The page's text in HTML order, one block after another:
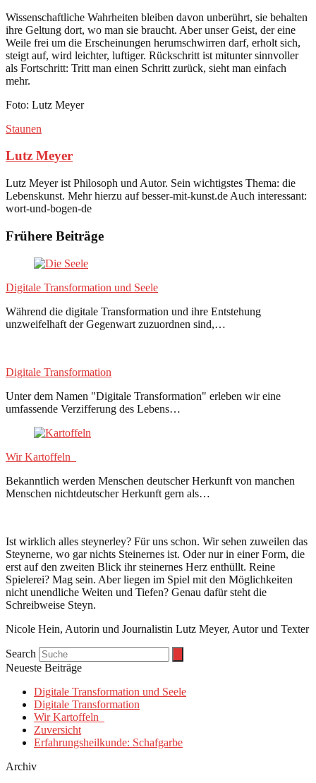
Wissenschaftliche Wahrheiten bleiben davon unberührt, sie behalten
ihre Geltung dort, wo man sie braucht. Aber unser Geist, der eine
Weile frei um die Erscheinungen herumschwirren darf, erholt sich,
steigt auf, wird leichter, luftiger. Rückschritt ist mitunter sinnvoller
als Fortschritt: Tritt man einen Schritt zurück, sieht man einfach
mehr.
Foto: Lutz Meyer
Staunen
Lutz Meyer
Lutz Meyer ist Philosoph und Autor. Sein wichtigstes Thema: die
Lebenskunst. Mehr hierzu auf besser-mit-kunst.de Auch interessant:
wort-und-bogen-de
Frühere Beiträge
Digitale Transformation und Seele
Während die digitale Transformation und ihre Entstehung
unzweifelhaft der Gegenwart zuzuordnen sind,…
Digitale Transformation
Unter dem Namen "Digitale Transformation" erleben wir eine
umfassende Verzifferung des Lebens…
Wir Kartoffeln
Bekanntlich werden Menschen deutscher Herkunft von manchen
Menschen nichtdeutscher Herkunft gern als…
Ist wirklich alles steynerley? Für uns schon. Wir sehen zuweilen das
Steynerne, wo gar nichts Steinernes ist. Oder nur in einer Form, die
erst auf den zweiten Blick ihr steinernes Herz enthüllt. Reine
Spielerei? Mag sein. Aber liegen im Spiel mit den Möglichkeiten
nicht unendliche Weiten und Tiefen? Genau dafür steht die
Schreibweise Steyn.
Nicole Hein, Autorin und Journalistin Lutz Meyer, Autor und Texter
Search
Neueste Beiträge
Digitale Transformation und Seele
Digitale Transformation
Wir Kartoffeln
Zuversicht
Erfahrungsheilkunde: Schafgarbe
Archiv